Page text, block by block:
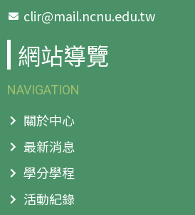
clir@mail.ncnu.edu.tw
網站導覽
NAVIGATION
關於中心
最新消息
學分學程
活動紀錄